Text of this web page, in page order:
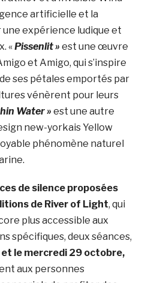
artificielle et la
expérience ludique et
«Pissenlit » est une œuvre
et Amigo, qui s’inspire
ses pétales emportés par
vénèrent pour leurs
Water » est une autre
new-yorkais Yellow
phénomène naturel
de silence proposées
de River of Light, qui
plus accessible aux
spécifiques, deux séances,
le mercredi 29 octobre,
aux personnes